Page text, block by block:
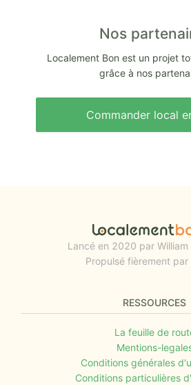
Nos
Localement Bon est un projet
grâce à nos
Commander local
Lancé en 2020 par William
Propulsé fièrement par
RESSOURCES
La feuille de
Mentions-
Conditions générales
Conditions particulières